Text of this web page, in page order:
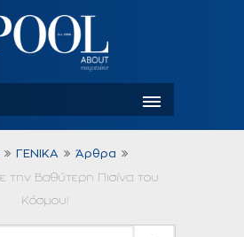
ΓΕΝΙΚΑ
Άρθρα
την Βαθύτερη Πισίνα του
Κόσμου!